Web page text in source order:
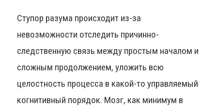
Ступор разума происходит из-за
невозможности отследить причинно-
следственную связь между простым началом и
сложным продолжением, уложить всю
целостность процесса в какой-то управляемый
когнитивный порядок. Мозг, как минимум в